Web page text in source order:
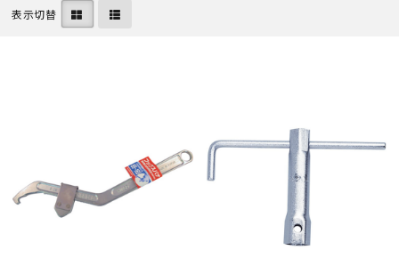
メーカーから選ぶ
表示切替